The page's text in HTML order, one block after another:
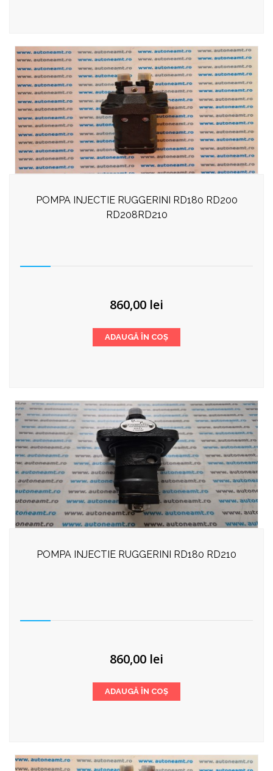
POMPA INJECTIE RUGGERINI RD180 RD200
RD208RD210
860,00 lei
ADAUGĂ ÎN COȘ
POMPA INJECTIE RUGGERINI RD180 RD210
860,00 lei
ADAUGĂ ÎN COȘ